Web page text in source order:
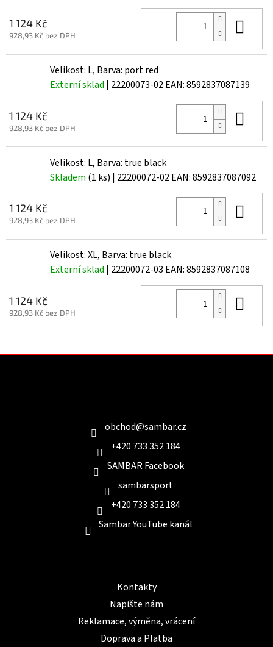
1 124 Kč
928,93 Kč bez DPH
Velikost: L, Barva: port red
Externí sklad | 22200073-02EAN:8592837087139
1 124 Kč
928,93 Kč bez DPH
Velikost: L, Barva: true black
Skladem (1 ks) | 22200072-02EAN:8592837087092
1 124 Kč
928,93 Kč bez DPH
Velikost: XL, Barva: true black
Externí sklad | 22200072-03 EAN:8592837087108
1 124 Kč
928,93 Kč bez DPH
obchod@sambar.cz
+420 733 352 184
SAMBAR Facebook
sambarsport
+420 733 352 184
Sambar YouTube kanál
Kontakty
Napište nám
Reklamace, výměna, vrácení
Doprava a Platba